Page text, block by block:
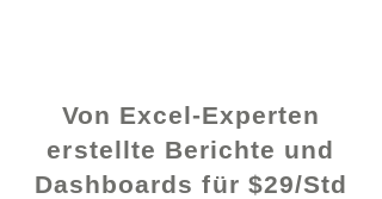
Von Excel-Experten
erstellte Berichte und
Dashboards für $29/Std